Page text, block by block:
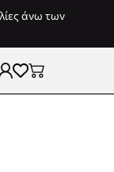
άνω των